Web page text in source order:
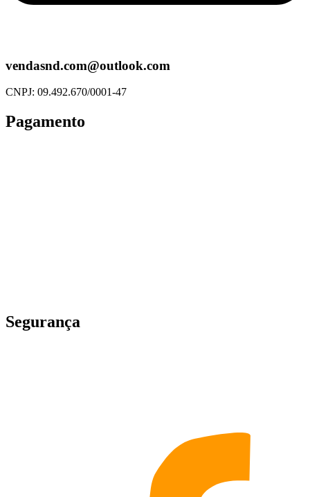
vendasnd.com@outlook.com
CNPJ: 09.492.670/0001-47
Pagamento
Segurança